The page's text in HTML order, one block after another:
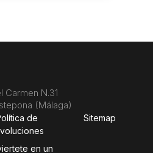
Carmen N.31
(Málaga)
de
en un
Sitemap